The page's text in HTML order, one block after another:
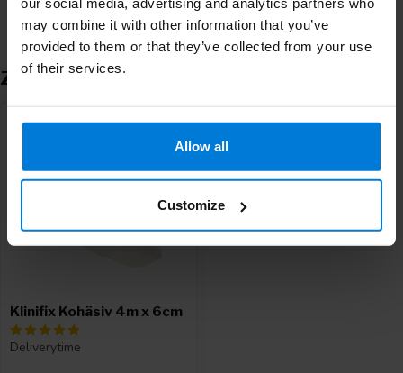
may combine it with other information that you’ve
provided to them or that they’ve collected from your use
of their services.
Allow all
Customize
Zuletzt angesehen
Klinifix Kohäsiv 4m x 6cm
Deliverytime